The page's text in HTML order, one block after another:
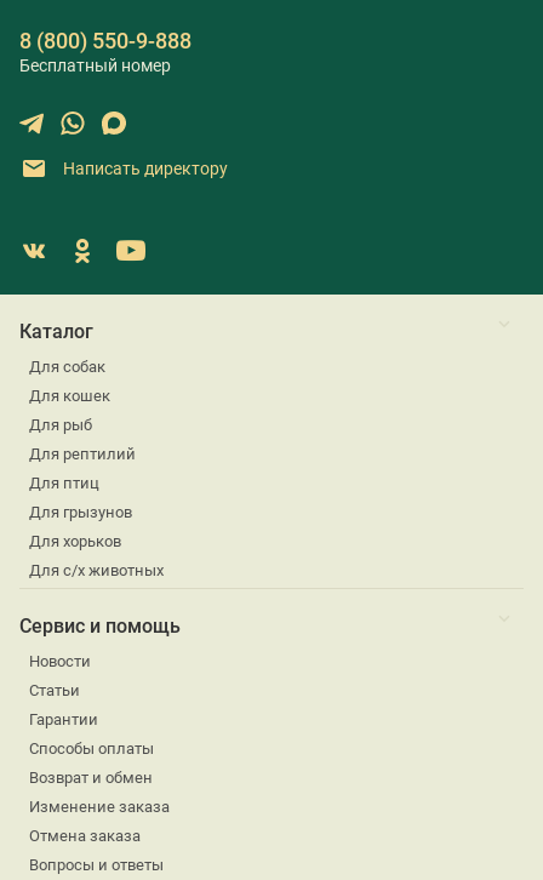
8 (800) 550-9-888
Бесплатный номер
Написать директору
Каталог
Для собак
Для кошек
Для рыб
Для рептилий
Для птиц
Для грызунов
Для хорьков
Для с/х животных
Сервис и помощь
Новости
Статьи
Гарантии
Способы оплаты
Возврат и обмен
Изменение заказа
Отмена заказа
Вопросы и ответы